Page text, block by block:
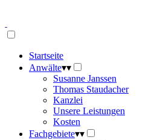
Startseite
Anwälte▾▾
Susanne Janssen
Thomas Staudacher
Kanzlei
Unsere Leistungen
Kosten
Fachgebiete▾▾